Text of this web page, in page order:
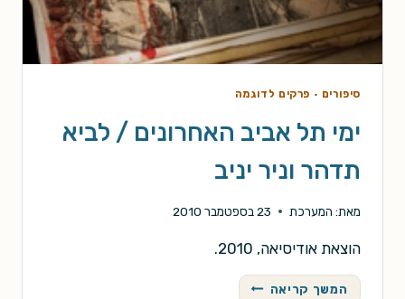
סיפורים · פרקים לדוגמה
ימי תל אביב האחרונים / לביא
תדהר וניר יניב
מאת: המערכת 23 בספטמבר 2010
הוצאת אודיסיאה, 2010.
המשך קריאה ימי